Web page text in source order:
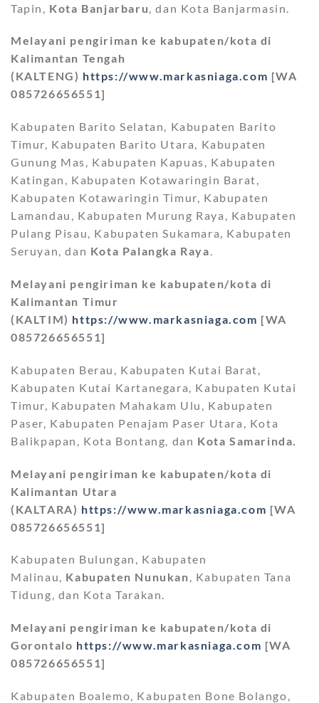
Tapin, Kota Banjarbaru , dan Kota Banjarmasin.
Melayani pengiriman ke kabupaten/kota di
Kalimantan Tengah
(KALTENG) https://www.markasniaga.com [WA
085726656551]
Kabupaten Barito Selatan, Kabupaten Barito
Timur, Kabupaten Barito Utara, Kabupaten
Gunung Mas, Kabupaten Kapuas, Kabupaten
Katingan, Kabupaten Kotawaringin Barat,
Kabupaten Kotawaringin Timur, Kabupaten
Lamandau, Kabupaten Murung Raya, Kabupaten
Pulang Pisau, Kabupaten Sukamara, Kabupaten
Seruyan, dan Kota Palangka Raya.
Melayani pengiriman ke kabupaten/kota di
Kalimantan Timur
(KALTIM) https://www.markasniaga.com [WA
085726656551]
Kabupaten Berau, Kabupaten Kutai Barat,
Kabupaten Kutai Kartanegara, Kabupaten Kutai
Timur, Kabupaten Mahakam Ulu, Kabupaten
Paser, Kabupaten Penajam Paser Utara, Kota
Balikpapan, Kota Bontang, dan Kota Samarinda.
Melayani pengiriman ke kabupaten/kota di
Kalimantan Utara
(KALTARA) https://www.markasniaga.com [WA
085726656551]
Kabupaten Bulungan, Kabupaten
Malinau, Kabupaten Nunukan, Kabupaten Tana
Tidung, dan Kota Tarakan.
Melayani pengiriman ke kabupaten/kota di
Gorontalo https://www.markasniaga.com [WA
085726656551]
Kabupaten Boalemo, Kabupaten Bone Bolango,